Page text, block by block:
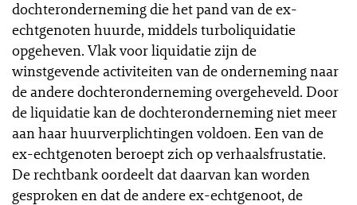
dochteronderneming die het pand van de ex-
echtgenoten huurde, middels turboliquidatie
opgeheven. Vlak voor liquidatie zijn de
winstgevende activiteiten van de onderneming naar
de andere dochteronderneming overgeheveld. Door
de liquidatie kan de dochteronderneming niet meer
aan haar huurverplichtingen voldoen. Een van de
ex-echtgenoten beroept zich op verhaalsfrustatie.
De rechtbank oordeelt dat daarvan kan worden
gesproken en dat de andere ex-echtgenoot, de